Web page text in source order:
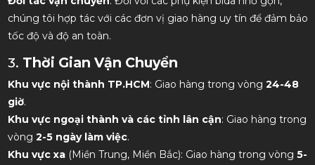
chúng tôi hợp tác với các đơn vị giao hàng uy tín để đảm bảo
tốc độ và độ an toàn.
3. Thời Gian Vận Chuyển
Khu vực nội thành TP.HCM: Giao hàng trong vòng 24-48
giờ.
Khu vực ngoại thành và các tỉnh lân cận: Giao hàng trong
vòng 2-5 ngày làm việc.
Khu vực xa(Miền Trung, Miền Bắc): Giao hàng trong vòng 5-